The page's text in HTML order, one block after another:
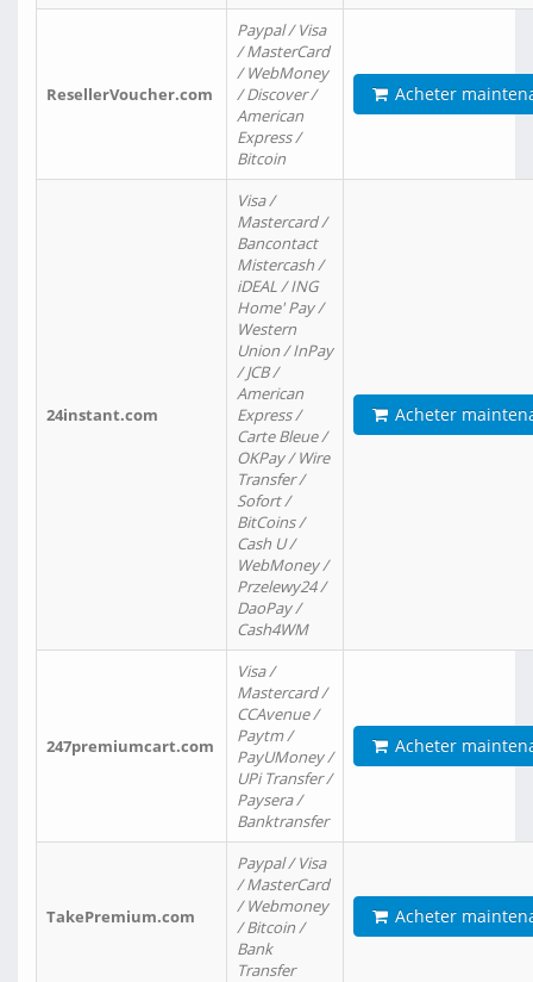
ResellerVoucher.com
Paypal / Visa
/ MasterCard
/ WebMoney
/ Discover /
American
Express /
Bitcoin
Acheter
24instant.com
Visa /
Mastercard /
Bancontact
Mistercash /
iDEAL / ING
Home' Pay /
Western
Union / InPay
/ JCB /
American
Express /
Carte Bleue /
OKPay / Wire
Transfer /
Sofort /
BitCoins /
Cash U /
WebMoney /
Przelewy24 /
DaoPay /
Cash4WM
Acheter
247premiumcart.com
Visa /
Mastercard /
CCAvenue /
Paytm /
PayUMoney /
UPi Transfer /
Paysera /
Banktransfer
Acheter
TakePremium.com
Paypal / Visa
/ MasterCard
/ Webmoney
/ Bitcoin /
Bank
Transfer
Acheter